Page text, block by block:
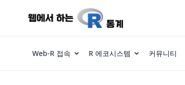
Web-R 접속 R 에코시스템 커뮤니티